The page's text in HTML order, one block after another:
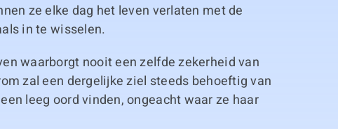
ze elke dag het leven verlaten met de
in te wisselen.
waarborgt nooit een zelfde zekerheid van
zal een dergelijke ziel steeds behoeftig van
leeg oord vinden, ongeacht waar ze haar